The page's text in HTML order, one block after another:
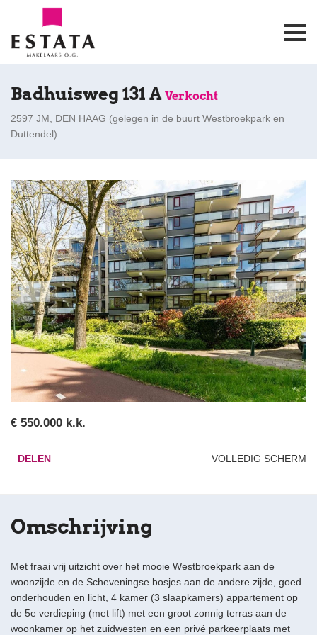
Badhuisweg 131 A Verkocht
2597 JM, DEN HAAG (gelegen in de buurt Westbroekpark en
Duttendel)
€ 550.000 k.k.
DELEN VOLLEDIG SCHERM
Omschrijving
Met fraai vrij uitzicht over het mooie Westbroekpark aan de
woonzijde en de Scheveningse bosjes aan de andere zijde, goed
onderhouden en licht, 4 kamer (3 slaapkamers) appartement op
de 5e verdieping (met lift) met een groot zonnig terras aan de
woonkamer op het zuidwesten en een privé parkeerplaats met